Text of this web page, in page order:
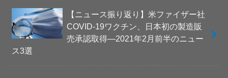
【ニュース振り返り】米ファイザー社
COVID-19ワクチン、日本初の製造販
売承認取得―2021年2月前半のニュー
ス3選